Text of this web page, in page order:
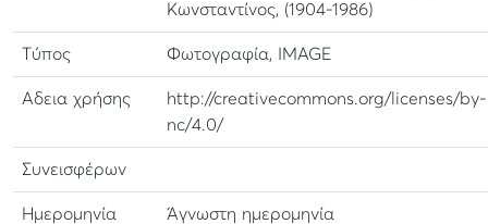
Κωνσταντίνος, (1904-1986)
Τύπος Φωτογραφία, IMAGE
Αδεια χρήσης
http://creativecommons.org/licenses/by-
nc/4.0/
Συνεισφέρων
Ημερομηνία Άγνωστη ημερομηνία